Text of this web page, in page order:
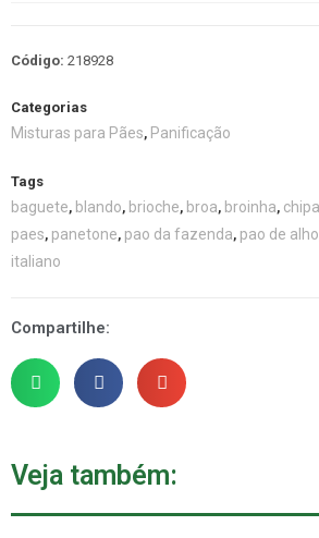
Código: 218928
Categorias
Misturas para Pães, Panificação
Tags
baguete, blando, brioche, broa, broinha, chipa
paes, panetone, pao da fazenda, pao de alho
italiano
Compartilhe:
Veja também: